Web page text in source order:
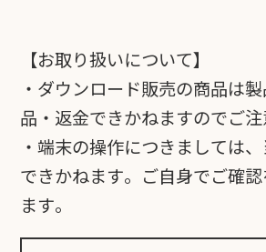
【お取り扱いについて】
・ダウンロード販売の商品は
品・返金できかねますのでご注
・端末の操作につきましては
できかねます。ご自身でご確
ます。